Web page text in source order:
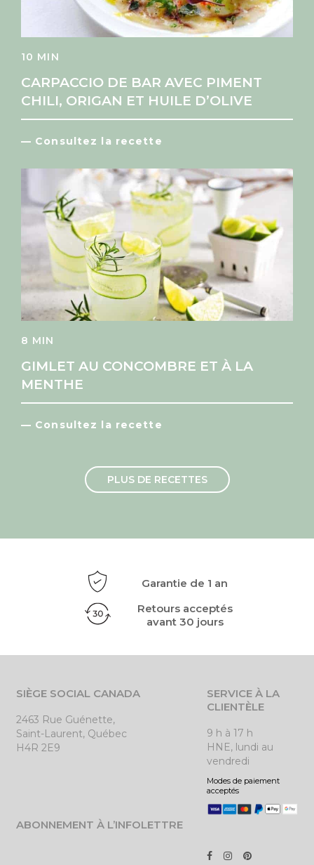
10 MIN
CARPACCIO DE BAR AVEC PIMENT
CHILI, ORIGAN ET HUILE D’OLIVE
— Consultez la recette
8 MIN
GIMLET AU CONCOMBRE ET À LA
MENTHE
— Consultez la recette
PLUS DE RECETTES
Garantie de 1 an
Retours acceptés
avant 30 jours
SIÈGE SOCIAL CANADA
2463 Rue Guénette,
Saint-Laurent, Québec
H4R 2E9
SERVICE À LA
CLIENTÈLE
9 h à 17 h
HNE, lundi au
vendredi
Modes de paiement
acceptés
ABONNEMENT À L’INFOLETTRE